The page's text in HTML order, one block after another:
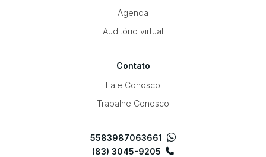
Agenda
Auditório virtual
Contato
Fale Conosco
Trabalhe Conosco
5583987063661
(83) 3045-9205